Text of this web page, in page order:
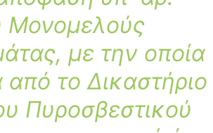
Μονομελούς
με την οποία
το Δικαστήριο
Πυροσβεστικού